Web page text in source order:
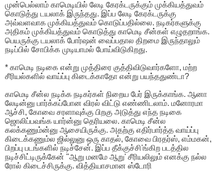
முன்பெல்லாம் காமெடியில் லேடி கேரக்டருக்கும் முக்கியத்துவம்
கொடுத்து டயலாக் இருந்தது. இப்ப லேடி கேரக்டருக்கு
அவ்வளவாக முக்கியத்துவம் கொடுப்பதில்லை. நடிகர்களுக்கு
அதிகம் முக்கியத்துவம் கொடுத்து காமெடி சீன்கள் எழுதறாங்க.
பெயருக்கு டயலாக் போர்ஷன் வைப்பதால திறமை இருந்தாலும்
நடிப்பில் சோபிக்க முடியாமல் போய்விடுகிறது.
* காமெடி நடிகை என்று முத்திரை குத்திவிடுவார்களோ, மற்ற
சீரியல்களில் வாய்ப்பு கிடைக்காதோ என்று பயந்ததுண்டா?
காமெடி சீன்ல நடிக்க நடிகர்கள் நிறைய பேர் இருக்காங்க. ஆனா
லேடின்னு பார்க்கப்போன விரல் விட்டு எண்ணிடலாம். மனோரமா
ஆச்சி, கோவை சரளாவுக்கு பிறகு அடுத்து எந்த நடிகை
ஜொலிப்பவங்க யார்ன்னு தெரியலை. காமெடி சீன்ல
கலக்கணும்ன்னு ஆசையிருக்கு. அதற்கு எதிர்பார்த்த வாய்ப்பு
கிடைக்கணும்ல ஜில்லுனு ஒரு காதல், கோவை பிரதர்ஸ், எம்மகன்,
பிறப்பு படங்களில் நடிச்சேன். இப்ப தீக்குச்சி'ங்கிற படத்தில
நடிச்சிட்டிருக்கேன் "ஆறு மனமே ஆறு' சீரியலிலும் எனக்கு நல்ல
ரோல் கிடைச்சிருக்கு. வித்தியாசமான ஸ்டோரி